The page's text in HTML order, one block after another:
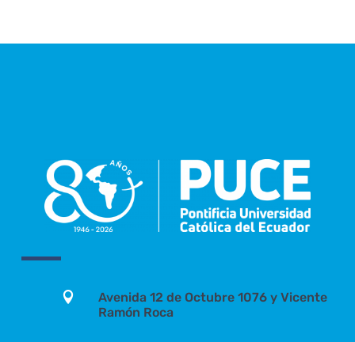

Avenida 12 de Octubre 1076 y Vicente
Ramón Roca